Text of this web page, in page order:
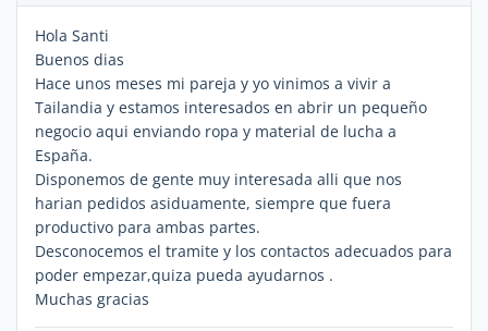
Hola Santi
Buenos dias
Hace unos meses mi pareja y yo vinimos a vivir a
Tailandia y estamos interesados en abrir un pequeño
negocio aqui enviando ropa y material de lucha a
España.
Disponemos de gente muy interesada alli que nos
harian pedidos asiduamente, siempre que fuera
productivo para ambas partes.
Desconocemos el tramite y los contactos adecuados para
poder empezar,quiza pueda ayudarnos .
Muchas gracias